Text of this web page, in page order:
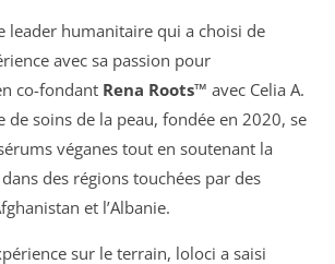
leader humanitaire qui a choisi de
avec sa passion pour
co-fondant Rena Roots™ avec Celia A.
de soins de la peau, fondée en 2020, se
véganes tout en soutenant la
des régions touchées par des
et l’Albanie.
sur le terrain, loloci a saisi